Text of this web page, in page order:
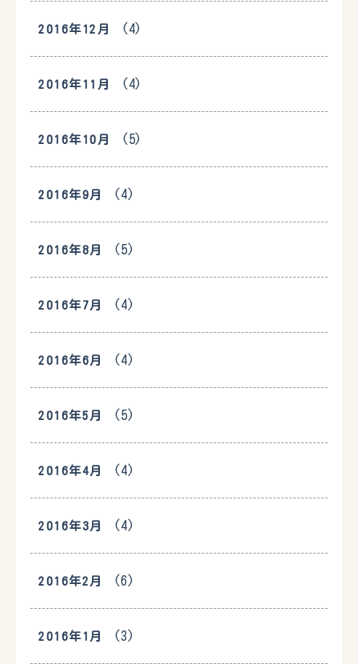
2016年12月 (4)
2016年11月 (4)
2016年10月 (5)
2016年9月 (4)
2016年8月 (5)
2016年7月 (4)
2016年6月 (4)
2016年5月 (5)
2016年4月 (4)
2016年3月 (4)
2016年2月 (6)
2016年1月 (3)